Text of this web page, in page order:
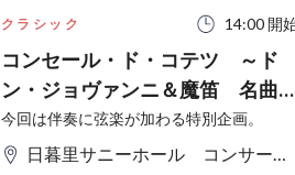
クラシック 14:00 開
コンセール・ド・コテツ ～ド
ン・ジョヴァンニ＆魔笛 名曲
～ 2026.8.29（土）
今回は伴奏に弦楽が加わる特別企画。
日暮里サニーホール コンサートサロン